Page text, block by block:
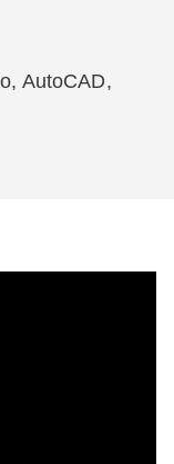
AutoCAD,